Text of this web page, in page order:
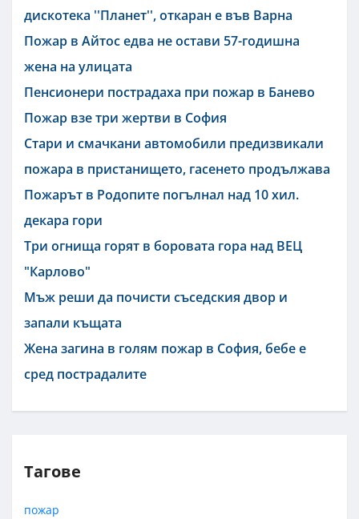
дискотека ''Планет'', откаран е във Варна
Пожар в Айтос едва не остави 57-годишна
жена на улицата
Пенсионери пострадаха при пожар в Банево
Пожар взе три жертви в София
Стари и смачкани автомобили предизвикали
пожара в пристанището, гасенето продължава
Пожарът в Родопите погълнал над 10 хил.
декара гори
Три огнища горят в боровата гора над ВЕЦ
"Карлово"
Мъж реши да почисти съседския двор и
запали къщата
Жена загина в голям пожар в София, бебе е
сред пострадалите
Тагове
пожар